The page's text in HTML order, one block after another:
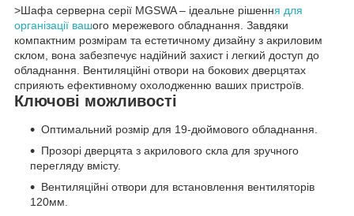
>Шафа серверна серії MGSWA – ідеальне рішення для
організації вашого мережевого обладнання. Завдяки
компактним розмірам та естетичному дизайну з акриловим
склом, вона забезпечує надійний захист і легкий доступ до
обладнання. Вентиляційні отвори на бокових дверцятах
сприяють ефективному охолодженню ваших пристроїв.
Ключові можливості
Оптимальний розмір для 19-дюймового обладнання.
Прозорі дверцята з акрилового скла для зручного
перегляду вмісту.
Вентиляційні отвори для встановлення вентиляторів
120мм.